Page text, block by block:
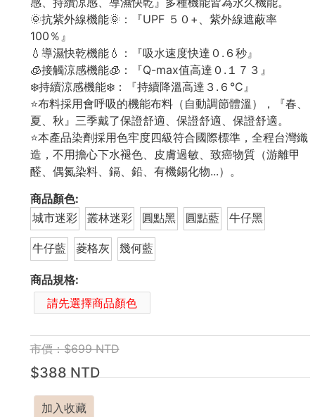
🌞抗紫外線機能🌞：『UPF ５０+、紫外線遮蔽率
100％』
💧導濕快乾機能💧：『吸水速度快達０.６秒』
🧊接觸涼感機能🧊：『Q-max值高達０.１７３』
❄️持續涼感機能❄️：『持續降溫高達３.６°C』
⭐布料採用會呼吸的機能布料（自動調節體溫），『春、
夏、秋』三季戴了保證舒適、保證舒適、保證舒適。
⭐本產品染劑採用色牢度四級符合國際標準，全程台灣織
造，不用擔心下水褪色、皮膚過敏、致癌物質（游離甲
醛、偶氮染料、鎘、鉛、有機錫化物...）。
商品顏色:
城市迷彩
叢林迷彩 圓點黑 圓點藍 牛仔黑
牛仔藍 菱格灰 幾何藍
商品規格:
請先選擇商品顏色
市價：$699 NTD
$388 NTD
加入收藏